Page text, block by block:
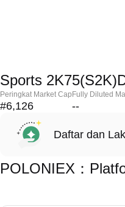
Sports
Peringkat Market Cap
#6,126
Fully Diluted
--
Daftar dan
POLONIEX：